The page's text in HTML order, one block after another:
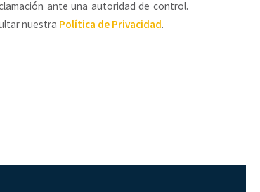
ante una autoridad de control.
nuestra Política de Privacidad.